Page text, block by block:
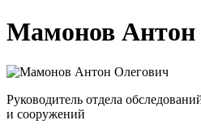
Мамонов Антон
Руководитель отдела
и сооружений